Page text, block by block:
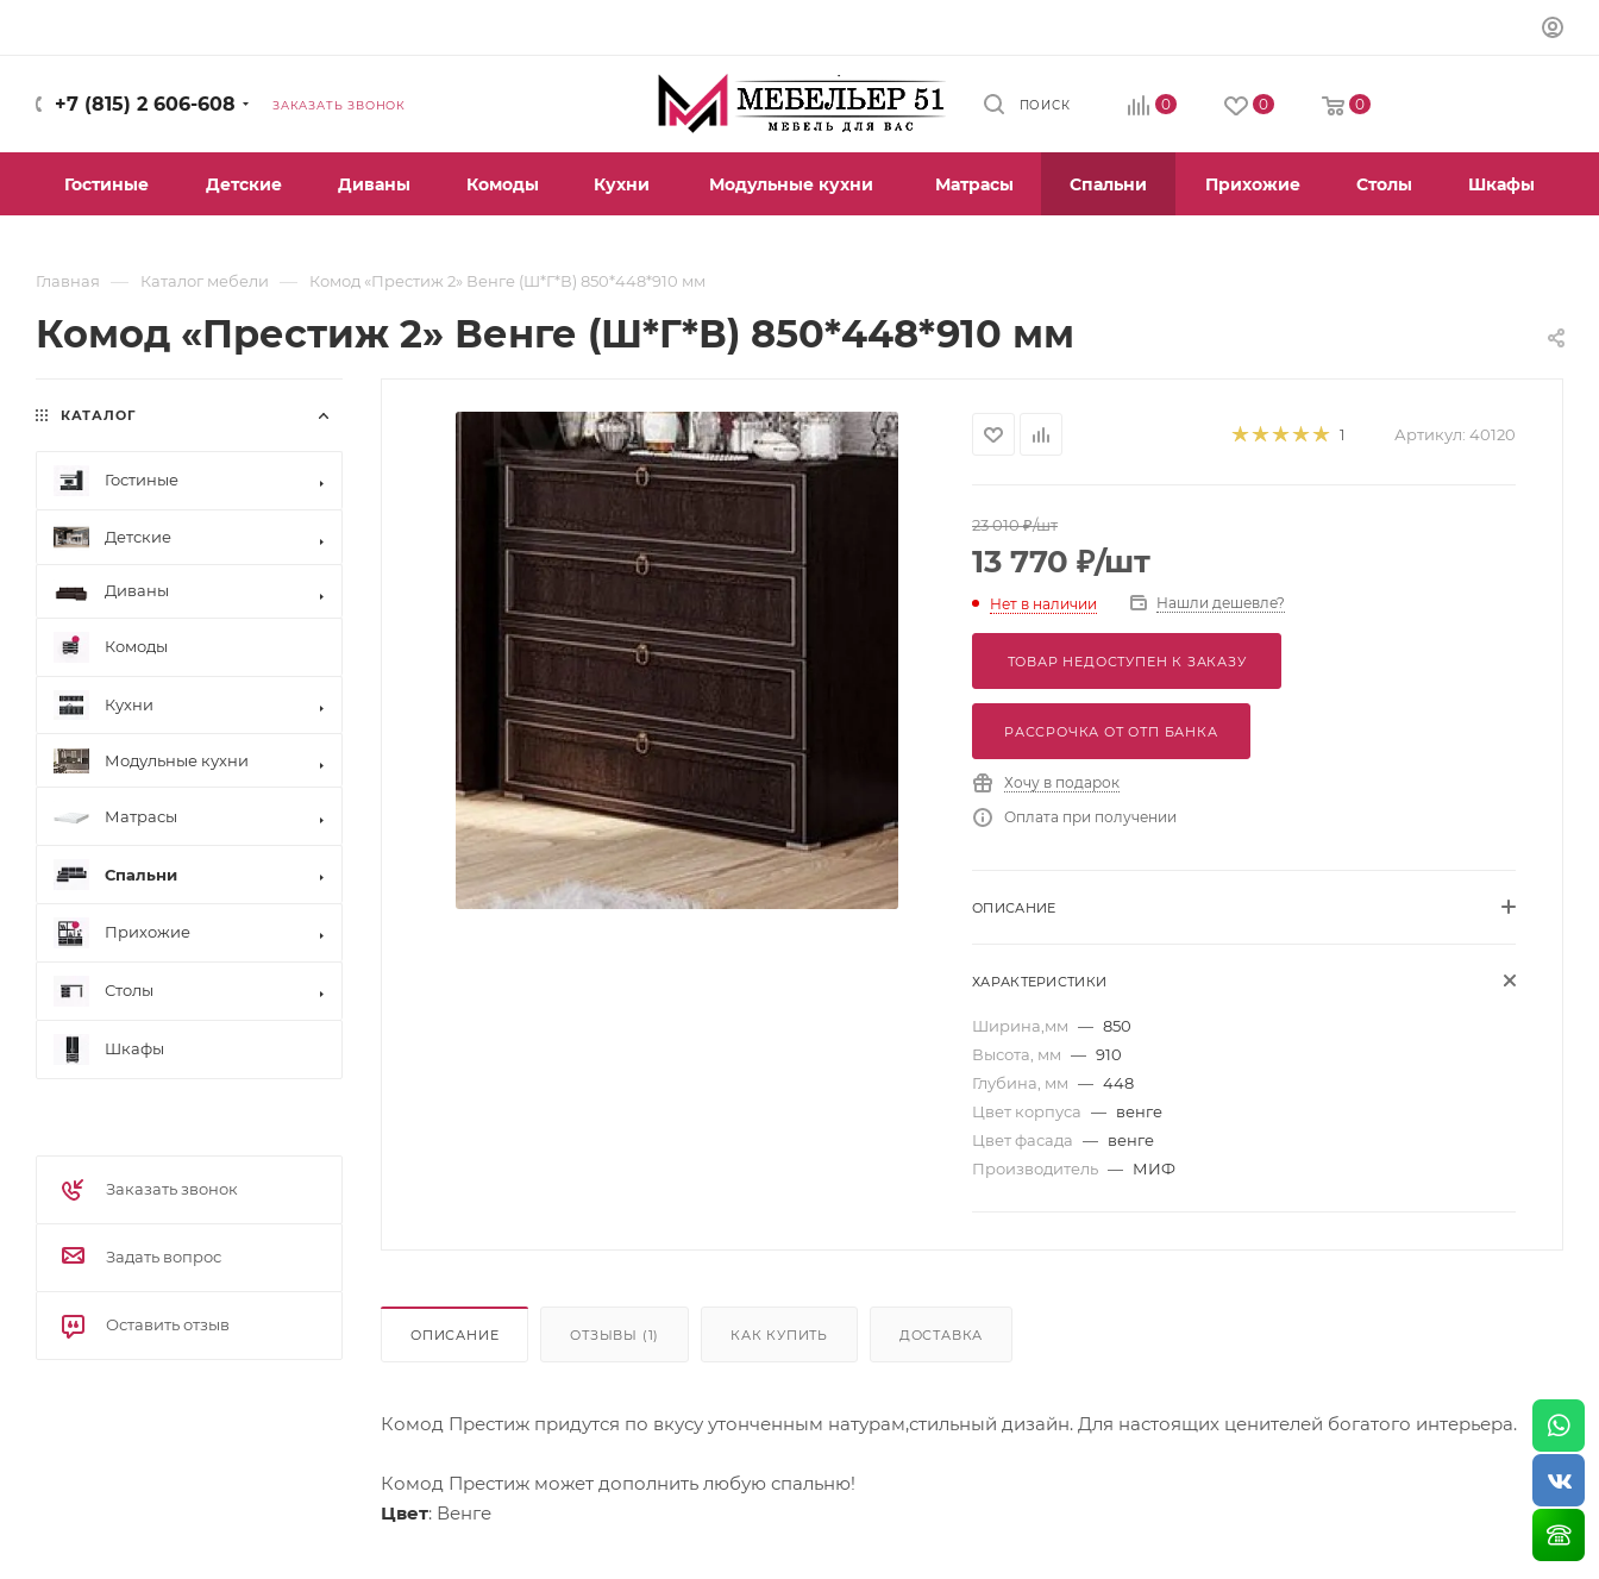
+7 (815) 2 606-608 ЗАКАЗАТЬ ЗВОНОК ПОИСК 0 0 0
Гостиные Детские Диваны Комоды Кухни Модульные кухни Матрасы Спальни Прихожие Столы Шкафы
Главная — Каталог мебели — Комод «Престиж 2» Венге (Ш*Г*В) 850*448*910 мм
Комод «Престиж 2» Венге (Ш*Г*В) 850*448*910 мм
1 Артикул: 40120
23 010₽/шт
13 770 ₽/шт
Нет в наличии Нашли дешевле?
ТОВАР НЕДОСТУПЕН К ЗАКАЗУ
РАССРОЧКА ОТ ОТП БАНКА
Хочу в подарок
Оплата при получении
ОПИСАНИЕ
ХАРАКТЕРИСТИКИ
Ширина,мм — 850
Высота, мм — 910
Глубина, мм — 448
Цвет корпуса — венге
Цвет фасада — венге
Производитель — МИФ
ОПИСАНИЕ ОТЗЫВЫ (1) КАК КУПИТЬ ДОСТАВКА
Комод Престиж придутся по вкусу утонченным натурам,стильный дизайн. Для настоящих ценителей богатого интерьера.
Комод Престиж может дополнить любую спальню!
Цвет: Венге
КАТАЛОГ
Гостиные
Детские
Диваны
Комоды
Кухни
Модульные кухни
Матрасы
Спальни
Прихожие
Столы
Шкафы
Заказать звонок
Задать вопрос
Оставить отзыв